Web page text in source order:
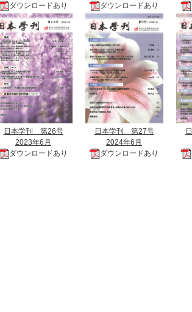
ダウンロードあり
ダウンロードあり
日本学刊 第26号
2023年6月
ダウンロードあり
日本学刊 第27号
2024年6月
ダウンロードあり